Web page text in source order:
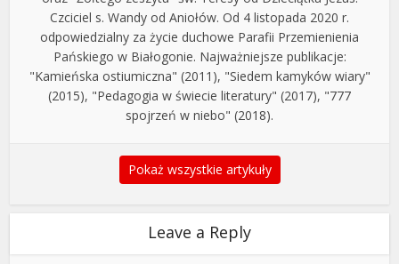
Czciciel s. Wandy od Aniołów. Od 4 listopada 2020 r.
odpowiedzialny za życie duchowe Parafii Przemienienia
Pańskiego w Białogonie. Najważniejsze publikacje:
"Kamieńska ostiumiczna" (2011), "Siedem kamyków wiary"
(2015), "Pedagogia w świecie literatury" (2017), "777
spojrzeń w niebo" (2018).
Pokaż wszystkie artykuły
Leave a Reply